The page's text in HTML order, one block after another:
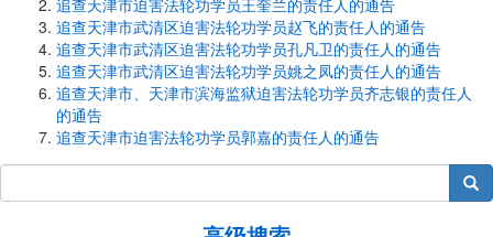
追查天津市迫害法轮功学员王奎兰的责任人的通告
追查天津市武清区迫害法轮功学员赵飞的责任人的通告
追查天津市武清区迫害法轮功学员孔凡卫的责任人的通告
追查天津市武清区迫害法轮功学员姚之凤的责任人的通告
追查天津市、天津市滨海监狱迫害法轮功学员齐志银的责任人
的通告
追查天津市迫害法轮功学员郭嘉的责任人的通告
搜索